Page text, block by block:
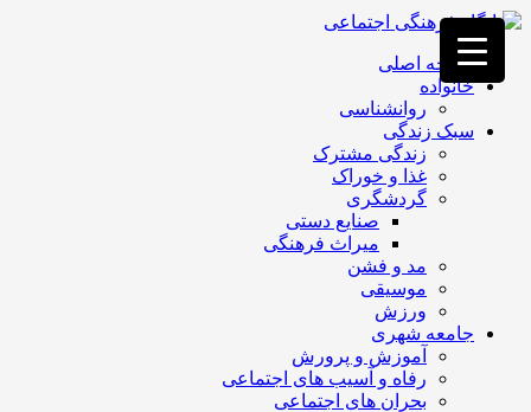
فصد
خون
غرب
تهران
خشکشویی
تصفیه
تهران
صفحه اصلی
خانواده
روانشناسی
سبک زندگی
زندگی مشترک
غذا و خوراک
گردشگری
صنایع دستی
میراث فرهنگی
مد و فشن
موسیقی
ورزش
جامعه شهری
آموزش و پرورش
رفاه و آسیب های اجتماعی
بحران های اجتماعی